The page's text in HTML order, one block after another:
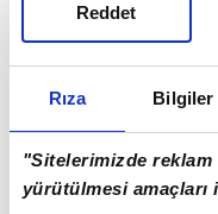
Rıza Bilgiler
"Sitelerimizde
yürütülmesi amaçları
Reddet